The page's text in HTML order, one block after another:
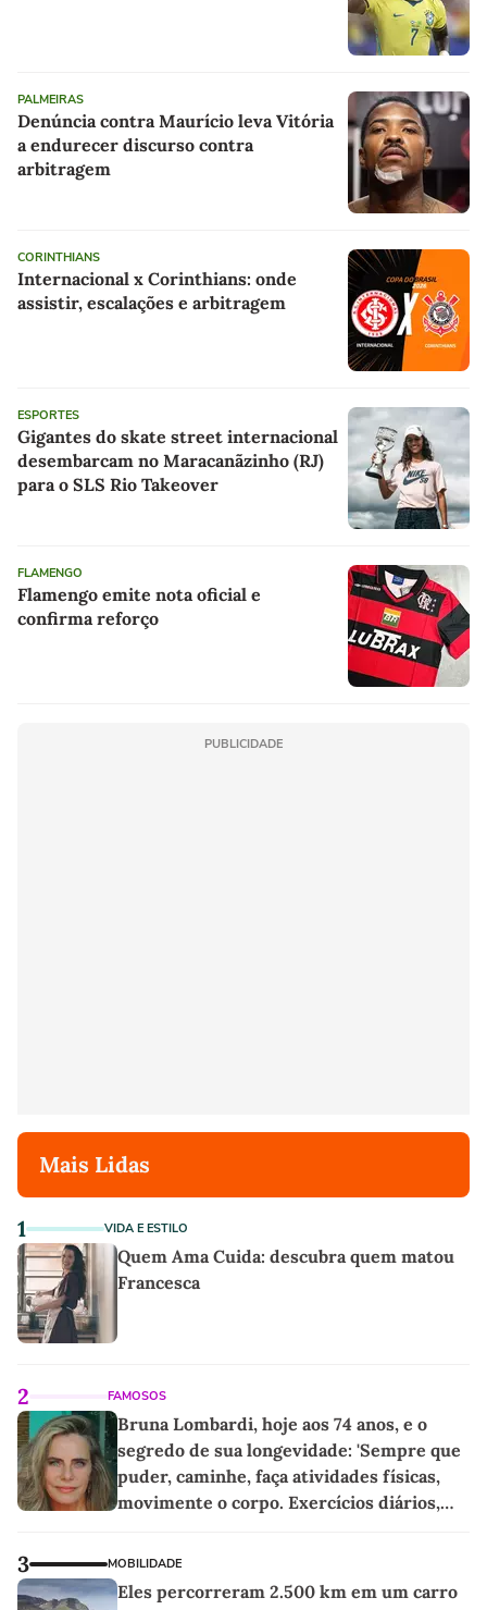
PALMEIRAS
Denúncia contra Maurício leva Vitória
a endurecer discurso contra
arbitragem
CORINTHIANS
Internacional x Corinthians: onde
assistir, escalações e arbitragem
ESPORTES
Gigantes do skate street internacional
desembarcam no Maracanãzinho (RJ)
para o SLS Rio Takeover
FLAMENGO
Flamengo emite nota oficial e
confirma reforço
PUBLICIDADE
Mais Lidas
1 VIDA E ESTILO
Quem Ama Cuida: descubra quem matou
Francesca
2 FAMOSOS
Bruna Lombardi, hoje aos 74 anos, e o
segredo de sua longevidade: 'Sempre que
puder, caminhe, faça atividades físicas,
movimente o corpo. Exercícios diários,
3 MOBILIDADE
Eles percorreram 2.500 km em um carro